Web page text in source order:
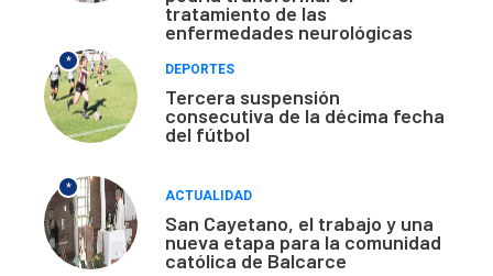
tratamiento de las
enfermedades neurológicas
*
DEPORTES
Tercera suspensión
consecutiva de la décima fecha
del fútbol
*
ACTUALIDAD
San Cayetano, el trabajo y una
nueva etapa para la comunidad
católica de Balcarce